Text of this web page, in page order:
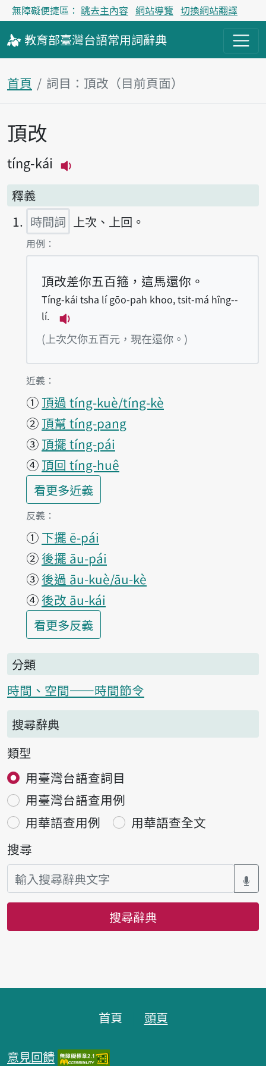
無障礙便捷區： 跳去主內容 網站導覽 切換網站翻譯
教育部臺灣台語常用詞辭典
首頁 詞目：頂改（目前頁面）
主內容區塊
頂改
tíng-kái
釋義
時間詞 上次、上回。
第1項釋義的
用例：
頂改差你五百箍，這馬還你。
Tíng-kái tsha lí gōo-pah khoo, tsit-má hîng--
lí.
播放例句Tíng-kái tsha lí gōo-pah
(上次欠你五百元，現在還你。)
第1項釋義的
近義：
①頂過 tíng-kuè/tíng-kè
②頂幫 tíng-pang
③頂擺 tíng-pái
④頂回 tíng-huê
看更多第1項釋義的
近義
第1項釋義的
反義：
① 下擺 ē-pái
② 後擺 āu-pái
③ 後過 āu-kuè/āu-kè
④ 後改 āu-kái
看更多第1項釋義的
反義
分類
時間、空間——時間節令
搜尋辭典
類型
用臺灣台語查詞目
用臺灣台語查用例
用華語查用例
用華語查全文
搜尋
搜尋辭典
首頁 頭頁
意見回饋